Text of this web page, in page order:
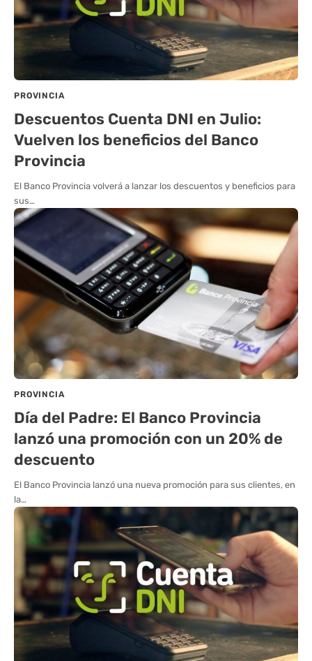
PROVINCIA
Descuentos Cuenta DNI en Julio:
Vuelven los beneficios del Banco
Provincia
El Banco Provincia volverá a lanzar los descuentos y beneficios para
sus…
PROVINCIA
Día del Padre: El Banco Provincia
lanzó una promoción con un 20% de
descuento
El Banco Provincia lanzó una nueva promoción para sus clientes, en
la…